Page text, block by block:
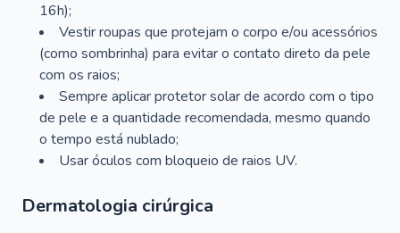
16h);
Vestir roupas que protejam o corpo e/ou acessórios
(como sombrinha) para evitar o contato direto da pele
com os raios;
Sempre aplicar protetor solar de acordo com o tipo
de pele e a quantidade recomendada, mesmo quando
o tempo está nublado;
Usar óculos com bloqueio de raios UV.
Dermatologia cirúrgica